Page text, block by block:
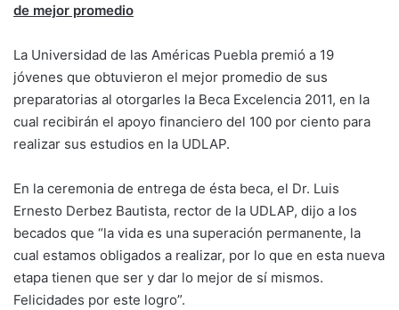
de mejor promedio
La Universidad de las Américas Puebla premió a 19
jóvenes que obtuvieron el mejor promedio de sus
preparatorias al otorgarles la Beca Excelencia 2011, en la
cual recibirán el apoyo financiero del 100 por ciento para
realizar sus estudios en la UDLAP.
En la ceremonia de entrega de ésta beca, el Dr. Luis
Ernesto Derbez Bautista, rector de la UDLAP, dijo a los
becados que “la vida es una superación permanente, la
cual estamos obligados a realizar, por lo que en esta nueva
etapa tienen que ser y dar lo mejor de sí mismos.
Felicidades por este logro”.